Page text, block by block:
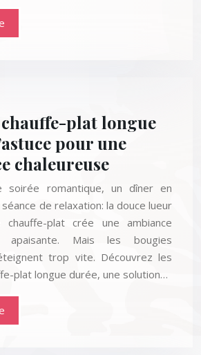
plat longue
pour une
chaleureuse
soirée romantique, un dîner en
de relaxation: la douce lueur
chauffe-plat crée une ambiance
Mais les bougies
trop vite. Découvrez les
plat longue durée, une solution…